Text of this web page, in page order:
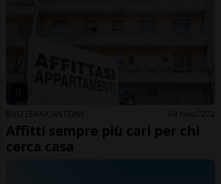
SVIZZERA/CANTONE 4 mesi 2 2
Affitti sempre più cari per chi
cerca casa